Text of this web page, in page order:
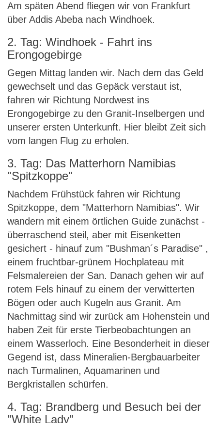
Am späten Abend fliegen wir von Frankfurt
über Addis Abeba nach Windhoek.
2. Tag: Windhoek - Fahrt ins
Erongogebirge
Gegen Mittag landen wir. Nach dem das Geld
gewechselt und das Gepäck verstaut ist,
fahren wir Richtung Nordwest ins
Erongogebirge zu den Granit-Inselbergen und
unserer ersten Unterkunft. Hier bleibt Zeit sich
vom langen Flug zu erholen.
3. Tag: Das Matterhorn Namibias
"Spitzkoppe"
Nachdem Frühstück fahren wir Richtung
Spitzkoppe, dem "Matterhorn Namibias". Wir
wandern mit einem örtlichen Guide zunächst -
überraschend steil, aber mit Eisenketten
gesichert - hinauf zum "Bushman´s Paradise" ,
einem fruchtbar-grünem Hochplateau mit
Felsmalereien der San. Danach gehen wir auf
rotem Fels hinauf zu einem der verwitterten
Bögen oder auch Kugeln aus Granit. Am
Nachmittag sind wir zurück am Hohenstein und
haben Zeit für erste Tierbeobachtungen an
einem Wasserloch. Eine Besonderheit in dieser
Gegend ist, dass Mineralien-Bergbauarbeiter
nach Turmalinen, Aquamarinen und
Bergkristallen schürfen.
4. Tag: Brandberg und Besuch bei der
"White Lady"